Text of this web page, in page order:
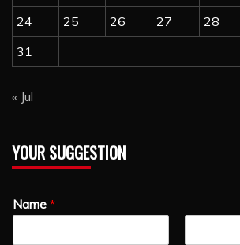
24
25 26 27 28
31
« Jul
YOUR SUGGESTION
Name *